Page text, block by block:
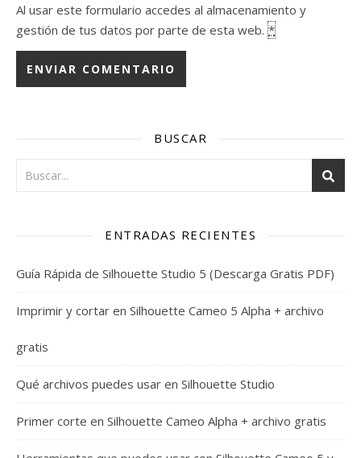
Al usar este formulario accedes al almacenamiento y
gestión de tus datos por parte de esta web. *
BUSCAR
ENTRADAS RECIENTES
Guía Rápida de Silhouette Studio 5 (Descarga Gratis PDF)
Imprimir y cortar en Silhouette Cameo 5 Alpha + archivo
gratis
Qué archivos puedes usar en Silhouette Studio
Primer corte en Silhouette Cameo Alpha + archivo gratis